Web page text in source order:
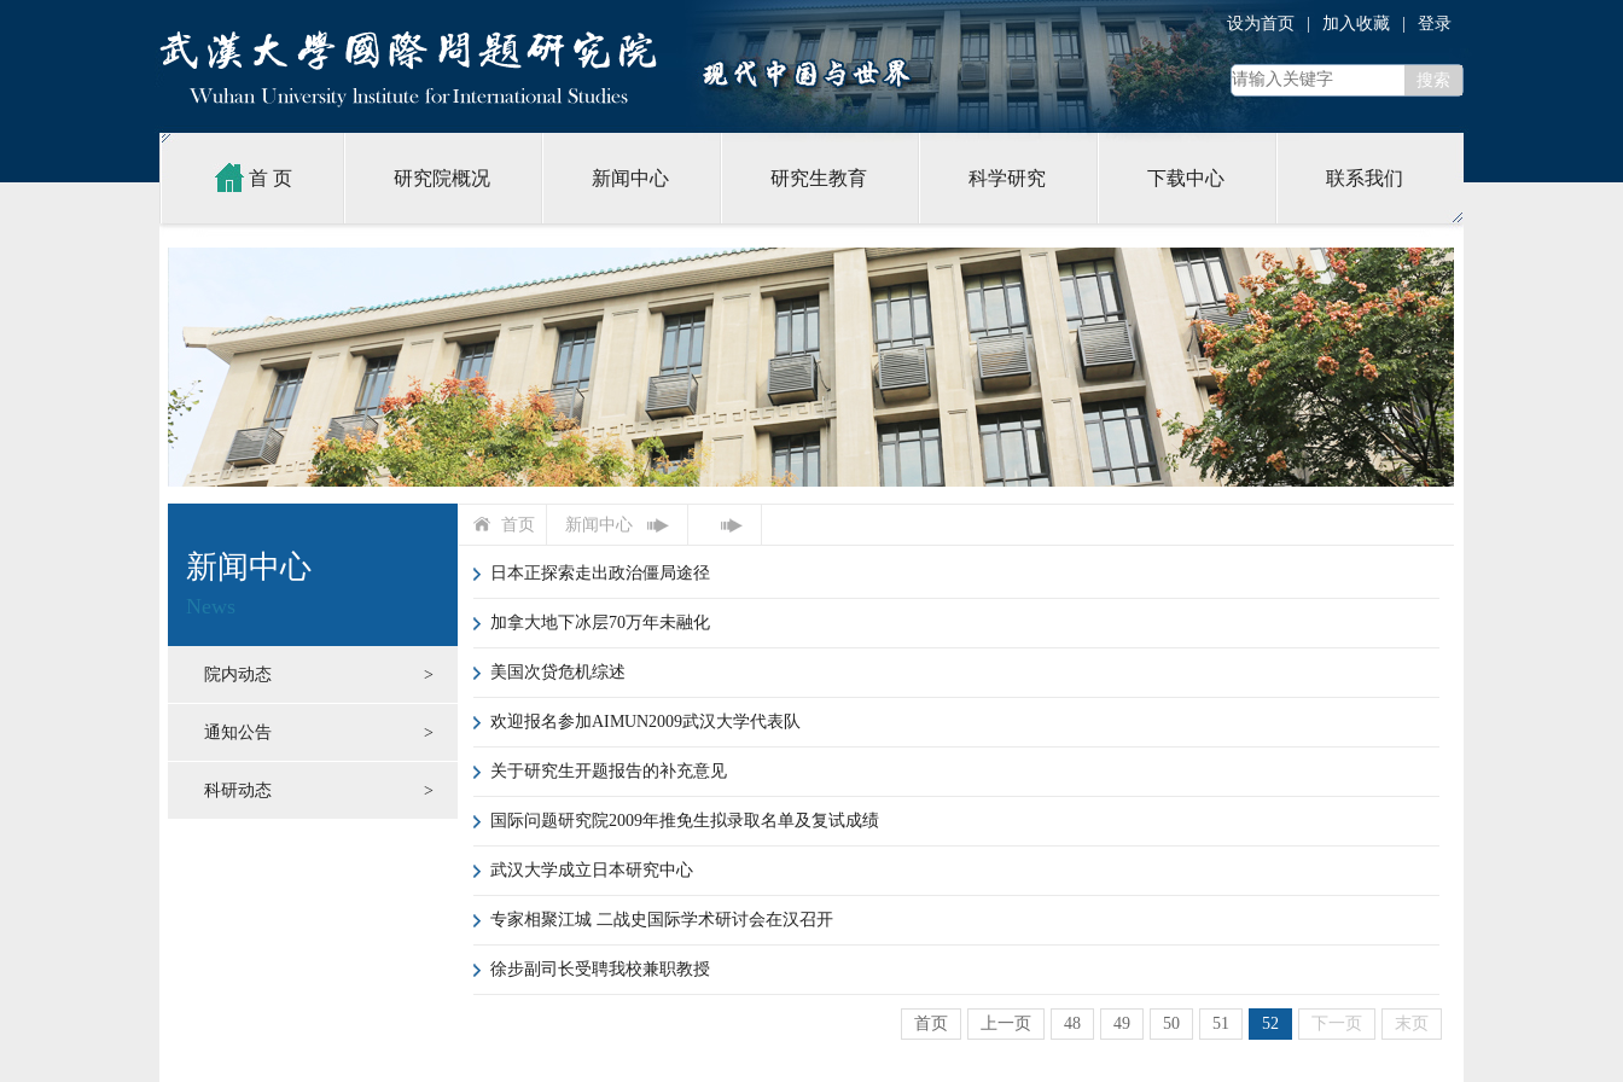
设为首页 加入收藏 登录
首 页 研究院概况 新闻中心 研究生教育 科学研究 下载中心 联系我们
新闻中心
News
院内动态 >
通知公告 >
科研动态 >
首页 新闻中心
日本正探索走出政治僵局途径
加拿大地下冰层70万年未融化
美国次贷危机综述
欢迎报名参加AIMUN2009武汉大学代表队
关于研究生开题报告的补充意见
国际问题研究院2009年推免生拟录取名单及复试成绩
武汉大学成立日本研究中心
专家相聚江城 二战史国际学术研讨会在汉召开
徐步副司长受聘我校兼职教授
首页 上一页 48 49 50 51 52 下一页 末页